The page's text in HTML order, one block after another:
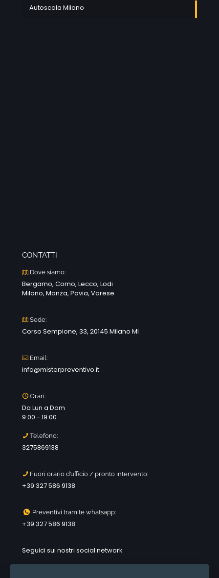
Autoscala Milano
CONTATTI
Dove siamo:
Bergamo, Como, Lecco, Lodi
Milano, Monza, Pavia, Varese
Sede:
Corso Sempione, 33, 20145 Milano MI
Email:
info@misterpreventivo.it
Orari:
Da Lun a Dom
9:00 - 19:00
Telefono:
3275869138
Fuori orario d’ufficio / pronto intervento:
+39 327 586 9138
Preventivi tramite whatsapp:
+39 327 586 9138
Seguici sui nostri social network